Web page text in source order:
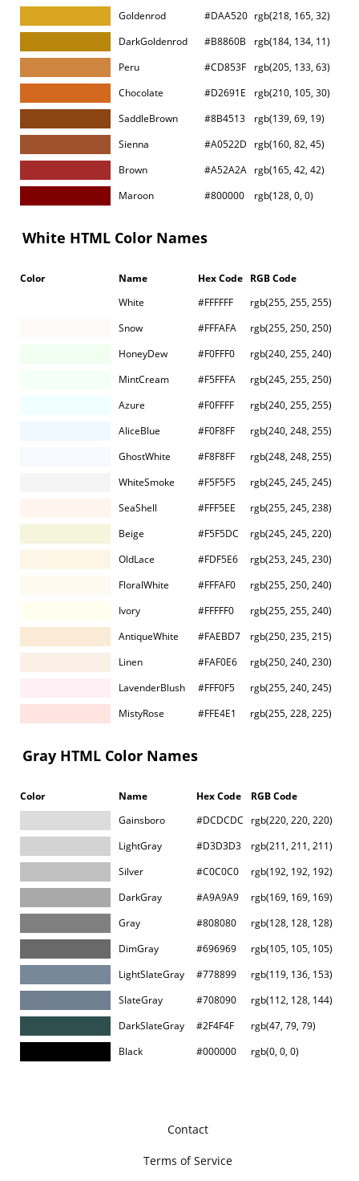
Goldenrod
#DAA520 rgb(218, 165, 32)
DarkGoldenrod
#B8860B
rgb(184, 134, 11)
Peru
#CD853F
rgb(205, 133, 63)
Chocolate
#D2691E
rgb(210, 105, 30)
SaddleBrown
#8B4513
rgb(139, 69, 19)
Sienna
#A0522D
rgb(160, 82, 45)
Brown
#A52A2A rgb(165, 42, 42)
Maroon
#800000 rgb(128, 0, 0)
White HTML Color Names
Color Name Hex Code RGB Code
White
#FFFFFF
rgb(255, 255, 255)
Snow
#FFFAFA
rgb(255, 250, 250)
HoneyDew
#F0FFF0
rgb(240, 255, 240)
MintCream
#F5FFFA
rgb(245, 255, 250)
Azure
#F0FFFF
rgb(240, 255, 255)
AliceBlue
#F0F8FF
rgb(240, 248, 255)
GhostWhite
#F8F8FF
rgb(248, 248, 255)
WhiteSmoke
#F5F5F5
rgb(245, 245, 245)
SeaShell
#FFF5EE
rgb(255, 245, 238)
Beige
#F5F5DC
rgb(245, 245, 220)
OldLace
#FDF5E6
rgb(253, 245, 230)
FloralWhite
#FFFAF0
rgb(255, 250, 240)
Ivory
#FFFFF0
rgb(255, 255, 240)
AntiqueWhite
#FAEBD7
rgb(250, 235, 215)
Linen
#FAF0E6
rgb(250, 240, 230)
LavenderBlush
#FFF0F5
rgb(255, 240, 245)
MistyRose
#FFE4E1 rgb(255, 228, 225)
Gray HTML Color Names
Color Name Hex Code
RGB Code
Gainsboro
#DCDCDC
rgb(220, 220, 220)
LightGray
#D3D3D3
rgb(211, 211, 211)
Silver
#C0C0C0
rgb(192, 192, 192)
DarkGray
#A9A9A9
rgb(169, 169, 169)
Gray
#808080
rgb(128, 128, 128)
DimGray
#696969
rgb(105, 105, 105)
LightSlateGray
#778899
rgb(119, 136, 153)
SlateGray
#708090
rgb(112, 128, 144)
DarkSlateGray
#2F4F4F
rgb(47, 79, 79)
Black
#000000 rgb(0, 0, 0)
Contact
Terms of Service